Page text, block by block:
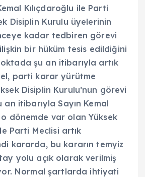
Kılıçdaroğlu ile Parti
Disiplin Kurulu üyelerinin
kadar tedbiren görevi
bir hüküm tesis edildiğini
şu an itibarıyla artık
parti karar yürütme
Disiplin Kurulu’nun görevi
an itibarıyla Sayın Kemal
o dönemde var olan Yüksek
Parti Meclisi artık
kararda, bu kararın temyiz
yolu açık olarak verilmiş
Normal şartlarda ihtiyati